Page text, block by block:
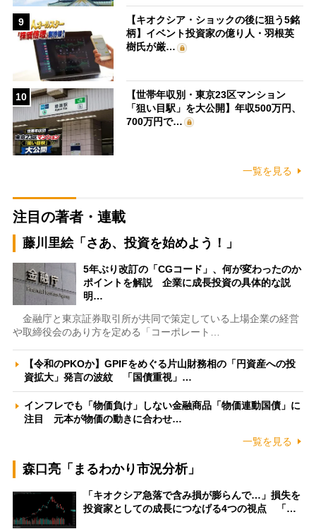
9
【キオクシア・ショックの後に狙う5銘
柄】イベント投資家の億り人・羽根英
樹氏が厳…
10
【世帯年収別・東京23区マンション
「狙い目駅」を大公開】年収500万円、
700万円で…
一覧を見る
注目の著者・連載
藤川里絵「さあ、投資を始めよう！」
5年ぶり改訂の「CGコード」、何が変わったのか
ポイントを解説 企業に成長投資の具体的な説
明…
金融庁と東京証券取引所が共同で策定している上場企業の経営
や取締役会のあり方を定める「コーポレート…
【令和のPKOか】GPIFをめぐる片山財務相の「円資産への投
資拡大」発言の波紋 「国債重視」…
インフレでも「物価負け」しない金融商品「物価連動国債」に
注目 元本が物価の動きに合わせ…
一覧を見る
森口亮「まるわかり市況分析」
「キオクシア急落で含み損が膨らんで…」損失を
投資家としての成長につなげる4つの視点 「…